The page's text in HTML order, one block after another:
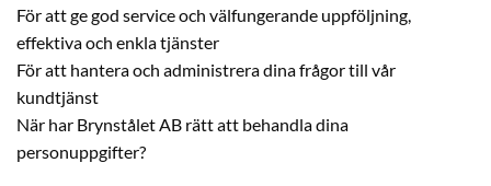
För att ge god service och välfungerande uppföljning,
effektiva och enkla tjänster
För att hantera och administrera dina frågor till vår
kundtjänst
När har Brynstålet AB rätt att behandla dina
personuppgifter?